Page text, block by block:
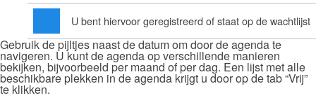
U bent hiervoor geregistreerd of staat op de wachtlijst
Gebruik de pijltjes naast de datum om door de agenda te
navigeren. U kunt de agenda op verschillende manieren
bekijken, bijvoorbeeld per maand of per dag. Een lijst met alle
beschikbare plekken in de agenda krijgt u door op de tab “Vrij”
te klikken.